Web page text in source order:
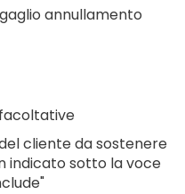
annullamento
cliente da sostenere
indicato sotto la voce